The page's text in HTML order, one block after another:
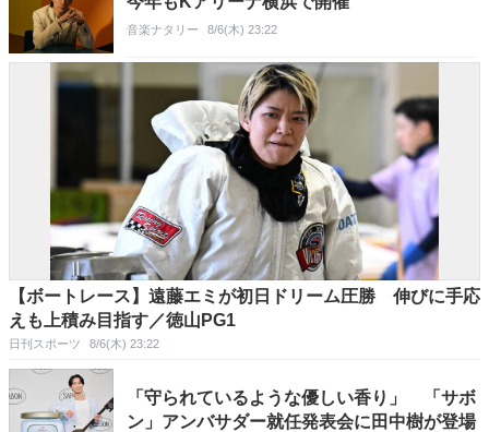
音楽ナタリー 8/6(木) 23:22
【ボートレース】遠藤エミが初日ドリーム圧勝 伸びに手応
えも上積み目指す／徳山PG1
日刊スポーツ 8/6(木) 23:22
「守られているような優しい香り」 「サボ
ン」アンバサダー就任発表会に田中樹が登場